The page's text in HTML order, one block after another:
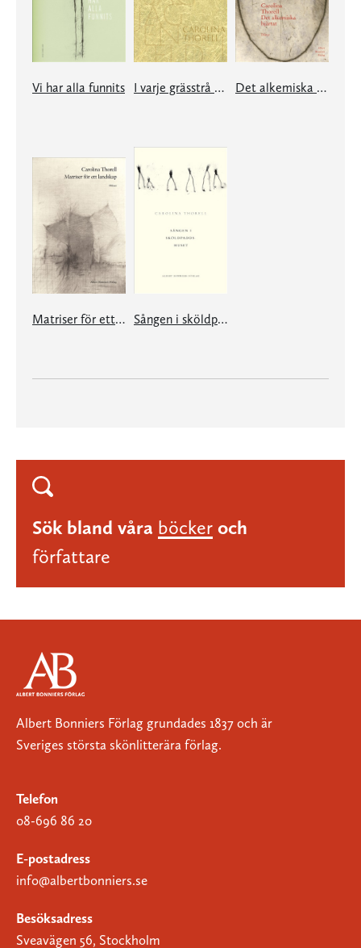
Vi har alla funnits I varje grässtrå såg jag en eld Det alkemiska hjärtat
Matriser för ett landskap Sången i sköldpaddshuset
Sök bland våra böcker och
författare
Albert Bonniers Förlag grundades 1837 och är
Sveriges största skönlitterära förlag.
Telefon
08-696 86 20
E-postadress
info@albertbonniers.se
Besöksadress
Sveavägen 56, Stockholm